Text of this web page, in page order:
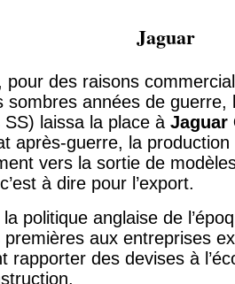
Jaguar
pour des raisons
sombres années de
SS) laissa la place à Jaguar
après-guerre, la production
vers la sortie de
à dire pour l’export.
politique anglaise de
premières aux entreprises
rapporter des devises à